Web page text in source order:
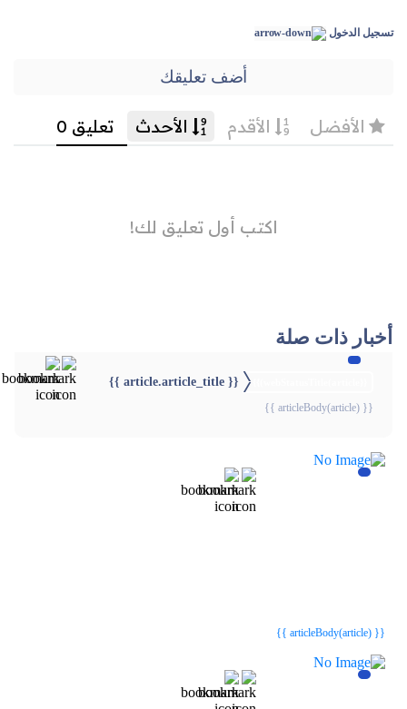
تسجيل الدخول
أضف تعليقك
أخبار ذات صلة
{{ article.article_title }}
{{ articleBody(article) }}
{{ articleBody(article) }}